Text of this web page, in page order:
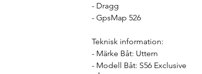
- Dragg
- GpsMap 526
Teknisk information:
- Märke Båt: Uttern
- Modell Båt: S56 Exclusive